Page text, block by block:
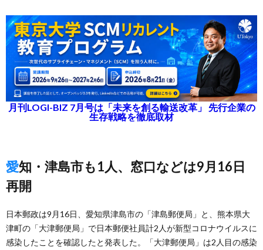
月刊LOGI-BIZ 7月号は「未来を創る輸送改革」 先行企業の
生存戦略を徹底取材
愛知・津島市も1人、窓口などは9月16日
再開
日本郵政は9月16日、愛知県津島市の「津島郵便局」と、熊本県大
津町の「大津郵便局」で日本郵便社員計2人が新型コロナウイルスに
感染したことを確認したと発表した。「大津郵便局」は2人目の感染